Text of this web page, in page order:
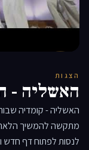
▶
הצגות
האשליה -
האשליה - קומדיה
מתקשה להמשיך הלאה
לנסות לפתוח דף חדש